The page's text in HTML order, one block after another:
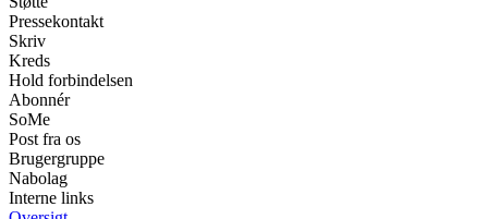
Pressekontakt
Skriv
Kreds
Hold forbindelsen
Abonnér
SoMe
Post fra os
Brugergruppe
Nabolag
Interne links